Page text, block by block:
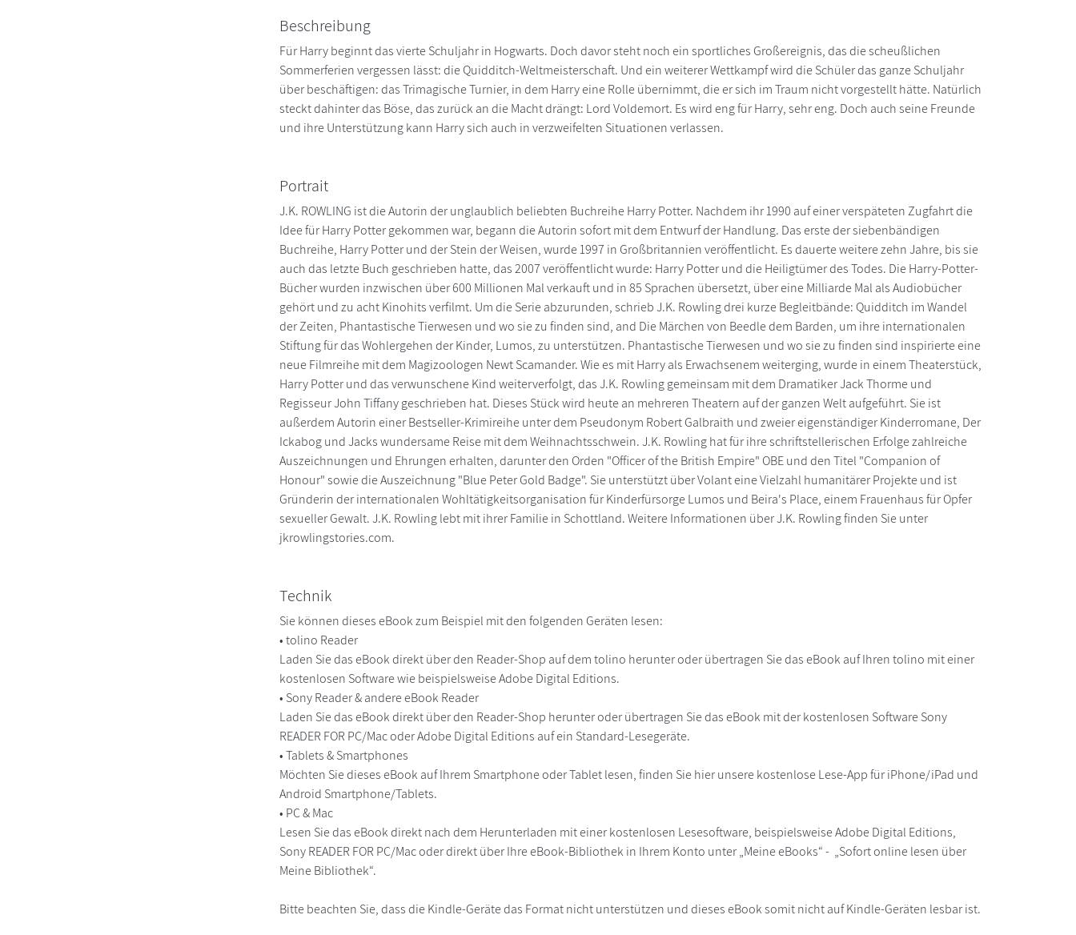
Beschreibung
Für Harry beginnt das vierte Schuljahr in Hogwarts. Doch davor steht noch ein sportliches Großereignis, das die scheußlichen
Sommerferien vergessen lässt: die Quidditch-Weltmeisterschaft. Und ein weiterer Wettkampf wird die Schüler das ganze Schuljahr
über beschäftigen: das Trimagische Turnier, in dem Harry eine Rolle übernimmt, die er sich im Traum nicht vorgestellt hätte. Natürlich
steckt dahinter das Böse, das zurück an die Macht drängt: Lord Voldemort. Es wird eng für Harry, sehr eng. Doch auch seine Freunde
und ihre Unterstützung kann Harry sich auch in verzweifelten Situationen verlassen.
Portrait
J.K. ROWLING ist die Autorin der unglaublich beliebten Buchreihe Harry Potter. Nachdem ihr 1990 auf einer verspäteten Zugfahrt die
Idee für Harry Potter gekommen war, begann die Autorin sofort mit dem Entwurf der Handlung. Das erste der siebenbändigen
Buchreihe, Harry Potter und der Stein der Weisen, wurde 1997 in Großbritannien veröffentlicht. Es dauerte weitere zehn Jahre, bis sie
auch das letzte Buch geschrieben hatte, das 2007 veröffentlicht wurde: Harry Potter und die Heiligtümer des Todes. Die Harry-Potter-
Bücher wurden inzwischen über 600 Millionen Mal verkauft und in 85 Sprachen übersetzt, über eine Milliarde Mal als Audiobücher
gehört und zu acht Kinohits verfilmt. Um die Serie abzurunden, schrieb J.K. Rowling drei kurze Begleitbände: Quidditch im Wandel
der Zeiten, Phantastische Tierwesen und wo sie zu finden sind, and Die Märchen von Beedle dem Barden, um ihre internationalen
Stiftung für das Wohlergehen der Kinder, Lumos, zu unterstützen. Phantastische Tierwesen und wo sie zu finden sind inspirierte eine
neue Filmreihe mit dem Magizoologen Newt Scamander. Wie es mit Harry als Erwachsenem weiterging, wurde in einem Theaterstück,
Harry Potter und das verwunschene Kind weiterverfolgt, das J.K. Rowling gemeinsam mit dem Dramatiker Jack Thorme und
Regisseur John Tiffany geschrieben hat. Dieses Stück wird heute an mehreren Theatern auf der ganzen Welt aufgeführt. Sie ist
außerdem Autorin einer Bestseller-Krimireihe unter dem Pseudonym Robert Galbraith und zweier eigenständiger Kinderromane, Der
Ickabog und Jacks wundersame Reise mit dem Weihnachtsschwein. J.K. Rowling hat für ihre schriftstellerischen Erfolge zahlreiche
Auszeichnungen und Ehrungen erhalten, darunter den Orden "Officer of the British Empire" OBE und den Titel "Companion of
Honour" sowie die Auszeichnung "Blue Peter Gold Badge". Sie unterstützt über Volant eine Vielzahl humanitärer Projekte und ist
Gründerin der internationalen Wohltätigkeitsorganisation für Kinderfürsorge Lumos und Beira's Place, einem Frauenhaus für Opfer
sexueller Gewalt. J.K. Rowling lebt mit ihrer Familie in Schottland. Weitere Informationen über J.K. Rowling finden Sie unter
jkrowlingstories.com.
Technik
Sie können dieses eBook zum Beispiel mit den folgenden Geräten lesen:
• tolino Reader
Laden Sie das eBook direkt über den Reader-Shop auf dem tolino herunter oder übertragen Sie das eBook auf Ihren tolino mit einer
kostenlosen Software wie beispielsweise Adobe Digital Editions.
• Sony Reader & andere eBook Reader
Laden Sie das eBook direkt über den Reader-Shop herunter oder übertragen Sie das eBook mit der kostenlosen Software Sony
READER FOR PC/Mac oder Adobe Digital Editions auf ein Standard-Lesegeräte.
• Tablets & Smartphones
Möchten Sie dieses eBook auf Ihrem Smartphone oder Tablet lesen, finden Sie hier unsere kostenlose Lese-App für iPhone/iPad und
Android Smartphone/Tablets.
• PC & Mac
Lesen Sie das eBook direkt nach dem Herunterladen mit einer kostenlosen Lesesoftware, beispielsweise Adobe Digital Editions,
Sony READER FOR PC/Mac oder direkt über Ihre eBook-Bibliothek in Ihrem Konto unter „Meine eBooks“ - „Sofort online lesen über
Meine Bibliothek“.
Bitte beachten Sie, dass die Kindle-Geräte das Format nicht unterstützen und dieses eBook somit nicht auf Kindle-Geräten lesbar ist.